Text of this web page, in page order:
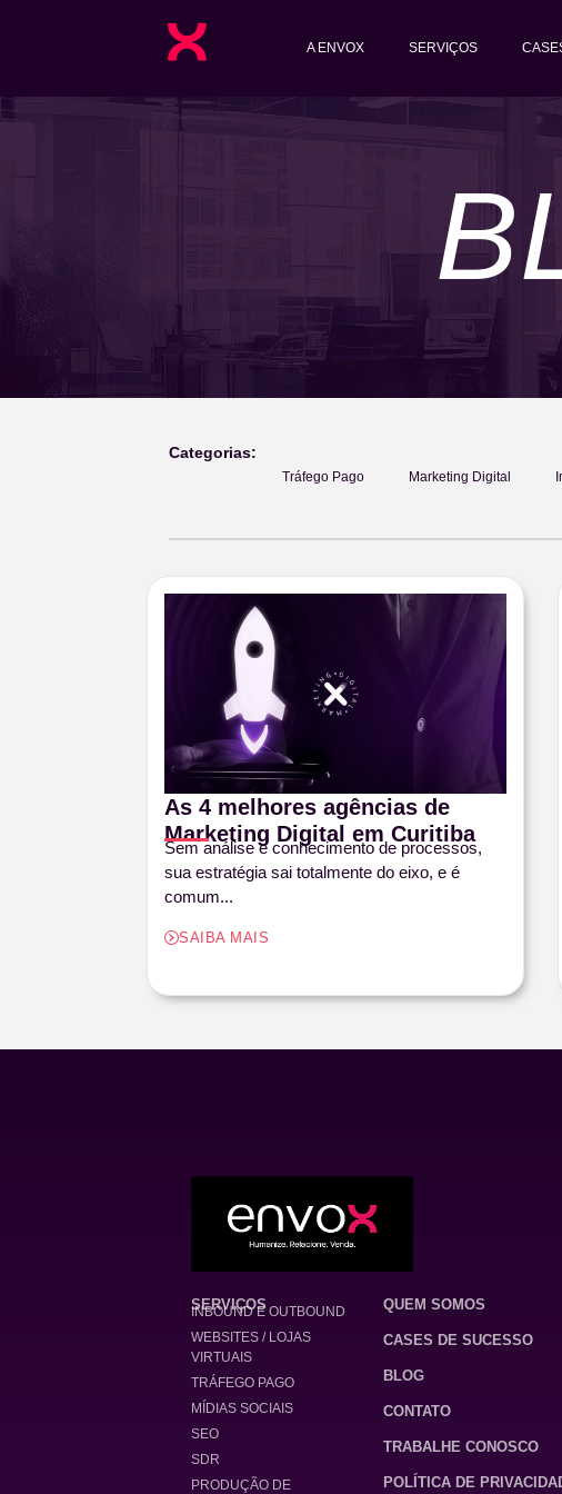
A ENVOX SERVIÇOS
Categorias:
Tráfego Pago Marketing Digital
As 4 melhores agências de
Marketing Digital em Curitiba
Sem análise e conhecimento de processos,
sua estratégia sai totalmente do eixo, e é
comum...
SAIBA MAIS
SERVIÇOS
INBOUND E OUTBOUND
WEBSITES / LOJAS
VIRTUAIS
TRÁFEGO PAGO
MÍDIAS SOCIAIS
SEO
SDR
PRODUÇÃO DE
QUEM SOMOS
CASES DE SUCESSO
BLOG
CONTATO
TRABALHE CONOSCO
POLÍTICA DE